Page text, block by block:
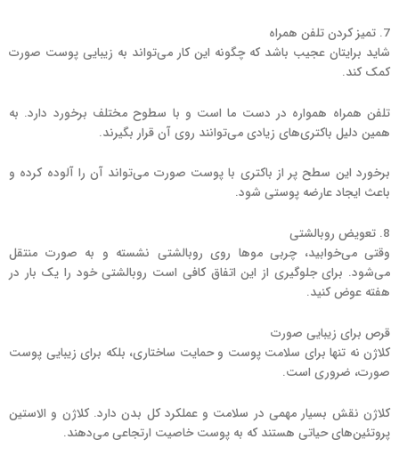
7. تمیز کردن تلفن همراه
شاید برایتان عجیب باشد که چگونه این کار می‌تواند به زیبایی پوست صورت
کمک کند.
تلفن همراه همواره در دست ما است و با سطوح مختلف برخورد دارد. به
همین دلیل باکتری‌های زیادی می‌توانند روی آن قرار بگیرند.
برخورد این سطح پر از باکتری با پوست صورت می‌تواند آن را آلوده کرده و
باعث ایجاد عارضه پوستی شود.
8. تعویض روبالشتی
وقتی می‌خوابید، چربی موها روی روبالشتی نشسته و به صورت منتقل
می‌شود. برای جلوگیری از این اتفاق کافی است روبالشتی خود را یک بار در
هفته عوض کنید.
قرص برای زیبایی صورت
کلاژن نه تنها برای سلامت پوست و حمایت ساختاری، بلکه برای زیبایی پوست
صورت، ضروری است.
کلاژن نقش بسیار مهمی در سلامت و عملکرد کل بدن دارد. کلاژن و الاستین
پروتئین‌های حیاتی هستند که به پوست خاصیت ارتجاعی می‌دهند.